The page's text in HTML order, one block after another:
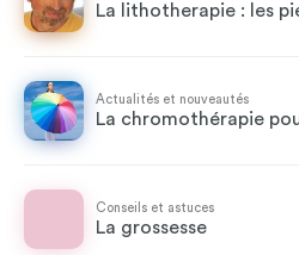
La lithotherapie : les
Actualités et nouveautés
La chromothérapie
Conseils et astuces
La grossesse